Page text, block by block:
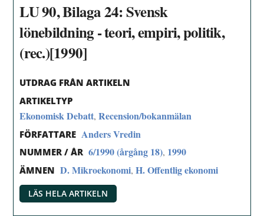
LU 90, Bilaga 24: Svensk
lönebildning - teori, empiri, politik,
(rec.)[1990]
UTDRAG FRÅN ARTIKELN
ARTIKELTYP
Ekonomisk Debatt,Recension/bokanmälan
FÖRFATTARE Anders Vredin
NUMMER / ÅR 6/1990 (årgång 18), 1990
ÄMNEN D. Mikroekonomi,H. Offentlig ekonomi
LÄS HELA ARTIKELN